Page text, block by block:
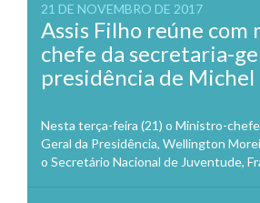
21 DE NOVEMBRO DE 2017
Assis Filho reúne com
chefe da secretaria-
presidência de Michel
Nesta terça-feira (21) o Ministro-
Geral da Presidência, Wellington
o Secretário Nacional de Juventude,